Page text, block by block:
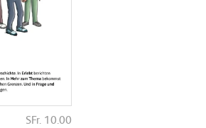
SFr. 10.00